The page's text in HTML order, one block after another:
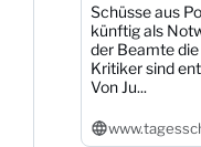
Schüsse aus
künftig als
der Beamte
Kritiker sind
Von Ju...